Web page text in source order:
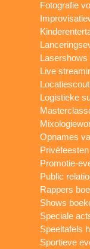
Fotografie
Lasershows
Live
Logistieke
Opnames
Promotie-
Public
Rappers
Shows
Speciale
Speeltafels
Sportieve